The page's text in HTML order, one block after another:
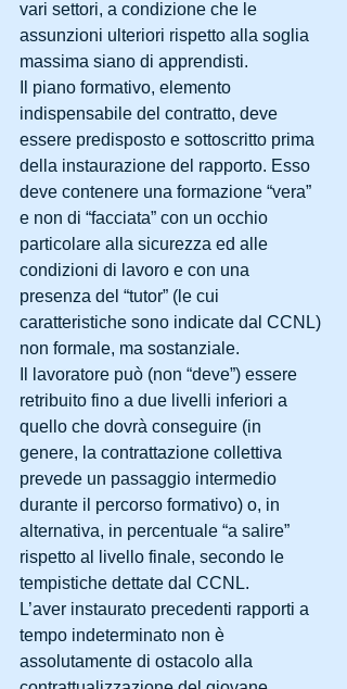
vari settori, a condizione che le
assunzioni ulteriori rispetto alla soglia
massima siano di apprendisti.
Il piano formativo, elemento
indispensabile del contratto, deve
essere predisposto e sottoscritto prima
della instaurazione del rapporto. Esso
deve contenere una formazione “vera”
e non di “facciata” con un occhio
particolare alla sicurezza ed alle
condizioni di lavoro e con una
presenza del “tutor” (le cui
caratteristiche sono indicate dal CCNL)
non formale, ma sostanziale.
Il lavoratore può (non “deve”) essere
retribuito fino a due livelli inferiori a
quello che dovrà conseguire (in
genere, la contrattazione collettiva
prevede un passaggio intermedio
durante il percorso formativo) o, in
alternativa, in percentuale “a salire”
rispetto al livello finale, secondo le
tempistiche dettate dal CCNL.
L’aver instaurato precedenti rapporti a
tempo indeterminato non è
assolutamente di ostacolo alla